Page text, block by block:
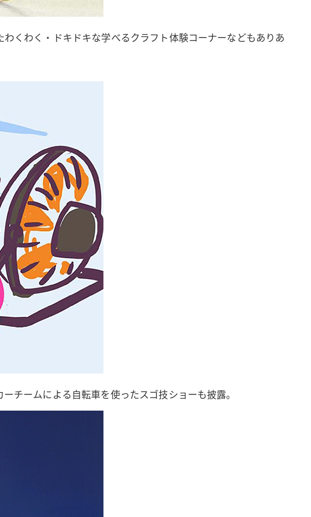
くわく・ドキドキな学べるクラフト体験コーナーなどもありあ
チームによる自転車を使ったスゴ技ショーも披露。